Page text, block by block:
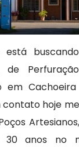
está
de
em
hoje
30 anos no